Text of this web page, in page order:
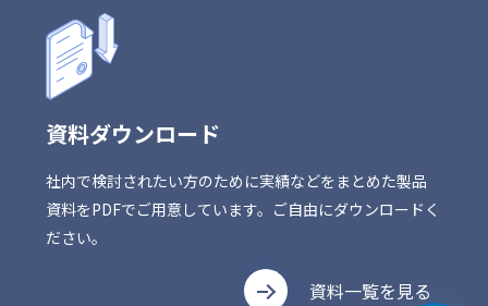
資料ダウンロード
社内で検討されたい方のために実績などをまとめた製品
資料をPDFでご用意しています。ご自由にダウンロードく
ださい。
資料一覧を見る